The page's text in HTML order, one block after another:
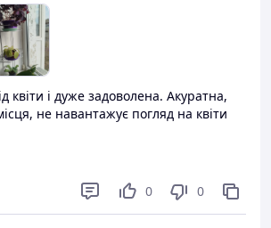
квіти і дуже задоволена. Акуратна,
не навантажує погляд на квіти
0 0